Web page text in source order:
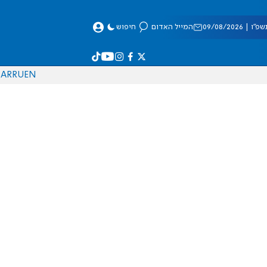
08/2026 המייל האדום חיפוש
EN
RU
AR